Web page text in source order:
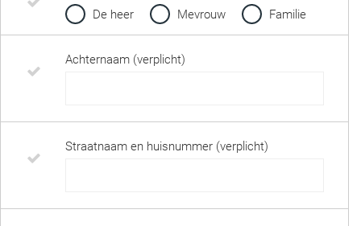
De heer
Mevrouw Familie
Achternaam (verplicht)
Straatnaam en huisnummer (verplicht)